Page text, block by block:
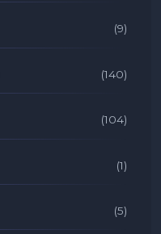
(9)
(140)
(104)
(1)
(5)